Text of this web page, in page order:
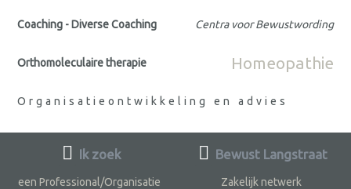
Coaching - Diverse Coaching Centra voor Bewustwording
Orthomoleculaire therapie Homeopathie
Organisatieontwikkeling en advies
Ik zoek
een Professional/Organisatie
Bewust Langstraat
Zakelijk netwerk